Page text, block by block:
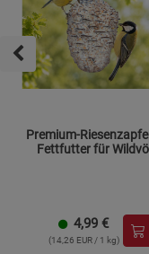
Premium-
Fettfutter für
4,99 €
(14,26 EUR / 1 kg)